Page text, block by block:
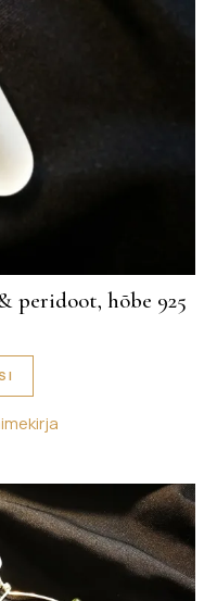
peridoot, hõbe 925